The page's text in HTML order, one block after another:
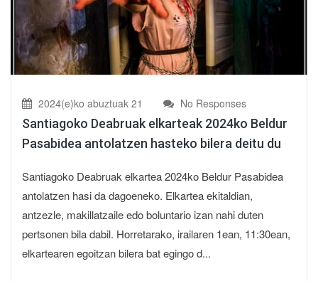
2024(e)ko abuztuak 21 No Responses
Santiagoko Deabruak elkarteak 2024ko Beldur
Pasabidea antolatzen hasteko bilera deitu du
Santiagoko Deabruak elkartea 2024ko Beldur Pasabidea
antolatzen hasi da dagoeneko. Elkartea ekitaldian,
antzezle, makillatzaile edo boluntario izan nahi duten
pertsonen bila dabil. Horretarako, irailaren 1ean, 11:30ean,
elkartearen egoitzan bilera bat egingo d...